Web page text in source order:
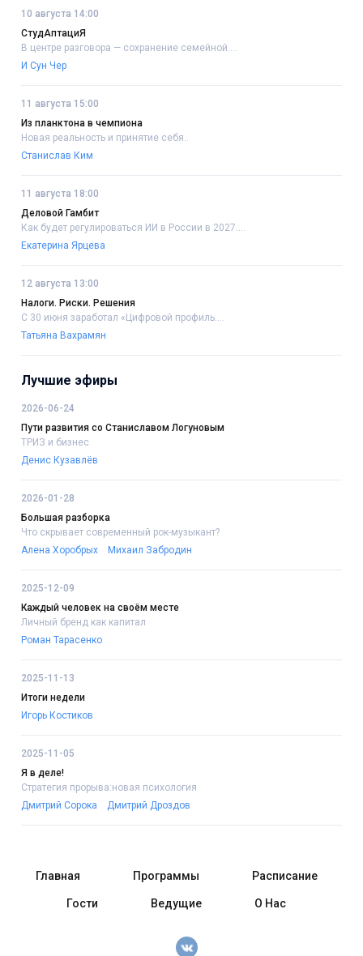
10 августа 14:00
СтудАптациЯ
В центре разговора — сохранение семейной....
И Сун Чер
11 августа 15:00
Из планктона в чемпиона
Новая реальность и принятие себя..
Станислав Ким
11 августа 18:00
Деловой Гамбит
Как будет регулироваться ИИ в России в 2027....
Екатерина Ярцева
12 августа 13:00
Налоги. Риски. Решения
С 30 июня заработал «Цифровой профиль....
Татьяна Вахрамян
Лучшие эфиры
2026-06-24
Пути развития со Станиславом Логуновым
ТРИЗ и бизнес
Денис Кузавлёв
2026-01-28
Большая разборка
Что скрывает современный рок-музыкант?
Алена Хоробрых
Михаил Забродин
2025-12-09
Каждый человек на своём месте
Личный бренд как капитал
Роман Тарасенко
2025-11-13
Итоги недели
Игорь Костиков
2025-11-05
Я в деле!
Стратегия прорыва:новая психология
Дмитрий Сорока
Дмитрий Дроздов
Главная Программы Расписание
Гости Ведущие О Нас